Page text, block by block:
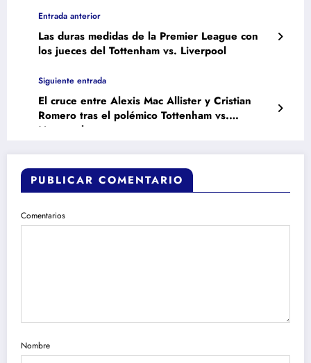
Entrada anterior
Las duras medidas de la Premier League con
los jueces del Tottenham vs. Liverpool
Siguiente entrada
El cruce entre Alexis Mac Allister y Cristian
Romero tras el polémico Tottenham vs.
Liverpool
PUBLICAR COMENTARIO
Comentarios
Nombre